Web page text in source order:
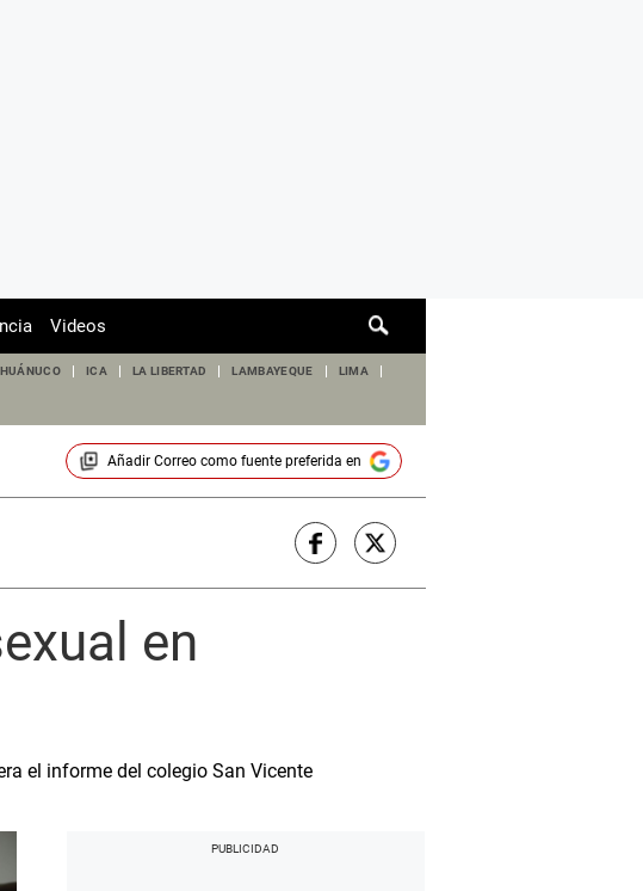
de
Videos
HUÁNUCO ICA LA LIBERTAD LAMBAYEQUE LIMA
Añadir Correocomo fuente preferida en
en
el informe del colegio San Vicente